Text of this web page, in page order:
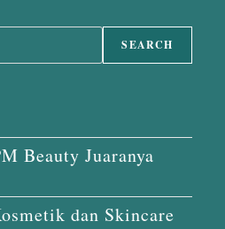
SEARCH
Beauty Juaranya
dan Skincare